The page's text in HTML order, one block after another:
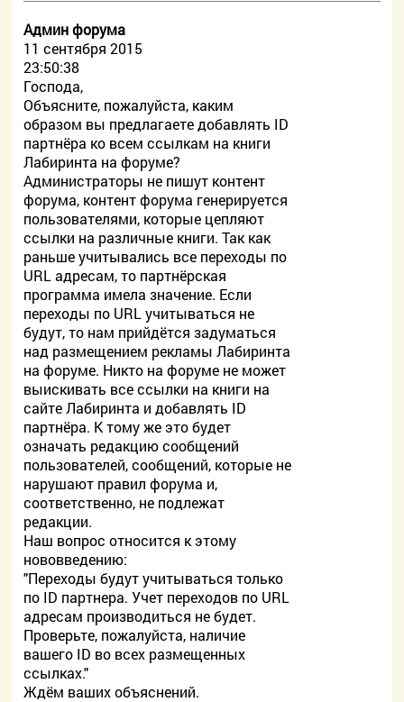
Админ форума
11 сентября 2015
23:50:38
Господа,
Объясните, пожалуйста, каким
образом вы предлагаете добавлять ID
партнёра ко всем ссылкам на книги
Лабиринта на форуме?
Администраторы не пишут контент
форума, контент форума генерируется
пользователями, которые цепляют
ссылки на различные книги. Так как
раньше учитывались все переходы по
URL адресам, то партнёрская
программа имела значение. Если
переходы по URL учитываться не
будут, то нам прийдётся задуматься
над размещением рекламы Лабиринта
на форуме. Никто на форуме не может
выискивать все ссылки на книги на
сайте Лабиринта и добавлять ID
партнёра. К тому же это будет
означать редакцию сообщений
пользователей, сообщений, которые не
нарушают правил форума и,
соответственно, не подлежат
редакции.
Наш вопрос относится к этому
нововведению:
"Переходы будут учитываться только
по ID партнера. Учет переходов по URL
адресам производиться не будет.
Проверьте, пожалуйста, наличие
вашего ID во всех размещенных
ссылках."
Ждём ваших объяснений.